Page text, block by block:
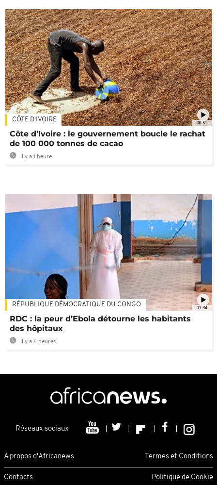
00:51
CÔTE D'IVOIRE
Côte d’Ivoire : le gouvernement boucle le rachat
de 100 000 tonnes de cacao
Il y a 1 heure
01:34
RÉPUBLIQUE DÉMOCRATIQUE DU CONGO
RDC : la peur d’Ebola détourne les habitants
des hôpitaux
Il y a 6 heures
Réseaux sociaux
A propos d'Africanews Termes et Conditions
Contacts Politique de Cookie